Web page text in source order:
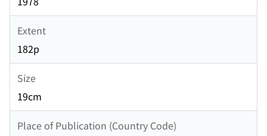
Extent
182p
Size
19cm
Place of Publication (Country Code)